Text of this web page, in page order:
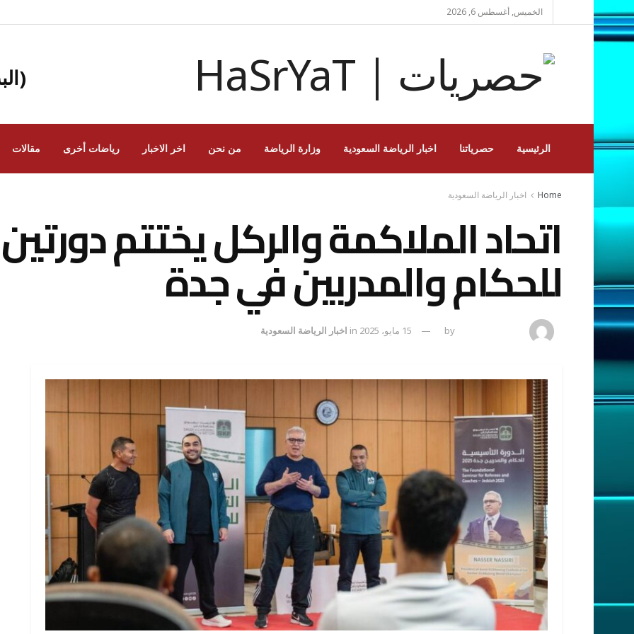
الخميس, أغسطس 6, 2026
الرئيسية حصرياتنا اخبار الرياضة السعودية وزارة الرياضة من نحن اخر الاخبار رياضات أخرى مقالات
Home اخبار الرياضة السعودية
اتحاد الملاكمة والركل يختتم
للحكام والمدربين في جدة
by 15 مايو، 2025 in اخبار الرياضة السعودية